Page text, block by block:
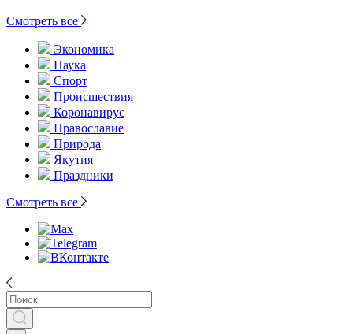
Смотреть все
Экономика
Наука
Спорт
Происшествия
Коронавирус
Православие
Природа
Якутия
Праздники
Смотреть все